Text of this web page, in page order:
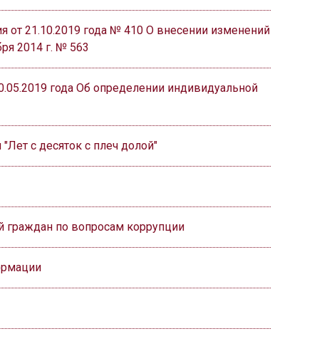
от 21.10.2019 года № 410 О внесении изменений
2014 г. № 563
года Об определении индивидуальной
с десяток с плеч долой"
граждан по вопросам коррупции